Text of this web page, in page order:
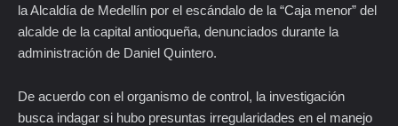
la Alcaldía de Medellín por el escándalo de la “Caja menor” del
alcalde de la capital antioqueña, denunciados durante la
administración de Daniel Quintero.
De acuerdo con el organismo de control, la investigación
busca indagar si hubo presuntas irregularidades en el manejo